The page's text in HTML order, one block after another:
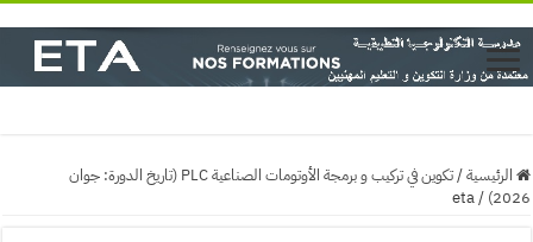
الرئيسية/
تكوين في تركيب و برمجة الأوتومات الصناعية PLC (تاريخ الدورة: جوان
2026)
/
eta